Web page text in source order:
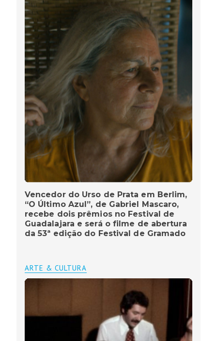
Vencedor do Urso de Prata em Berlim,
“O Último Azul”, de Gabriel Mascaro,
recebe dois prêmios no Festival de
Guadalajara e será o filme de abertura
da 53ª edição do Festival de Gramado
ARTE & CULTURA